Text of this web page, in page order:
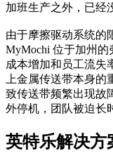
加班生产之外，已经
由于摩擦驱动系统的
MyMochi 位于加州
成本增加和员工流失
上金属传送带本身的
致传送带频繁出现故
外停机，团队被迫长
英特乐解决方